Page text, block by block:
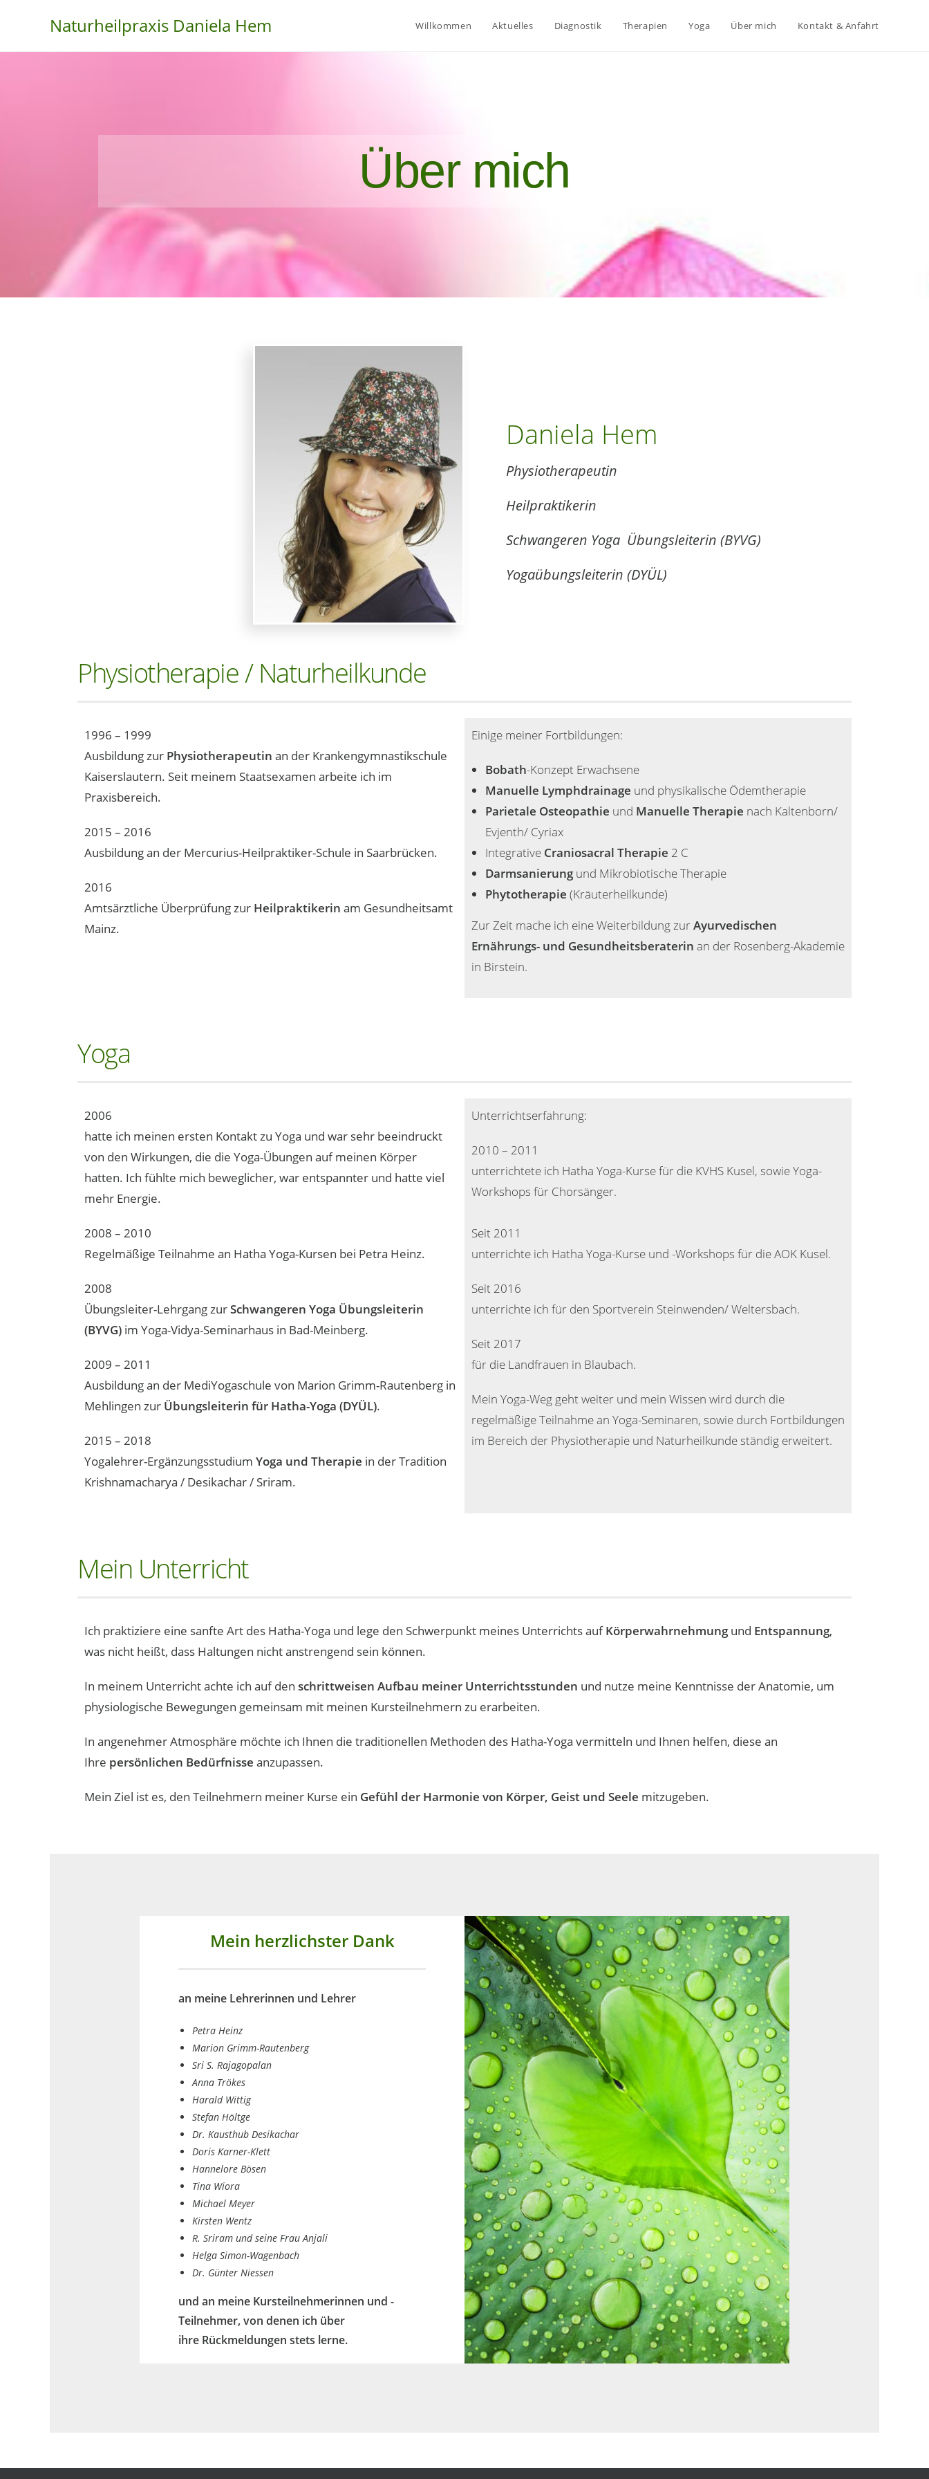
Naturheilpraxis Daniela Hem Willkommen Aktuelles Diagnostik Therapien Yoga Über mich Kontakt & Anfahrt
Über mich
Daniela Hem
Physiotherapeutin
Heilpraktikerin
Schwangeren Yoga Übungsleiterin (BYVG)
Yogaübungsleiterin (DYÜL)
Physiotherapie / Naturheilkunde
1996 – 1999
Ausbildung zur Physiotherapeutin an der Krankengymnastikschule
Kaiserslautern. Seit meinem Staatsexamen arbeite ich im
Praxisbereich.
2015 – 2016
Ausbildung an der Mercurius-Heilpraktiker-Schule in Saarbrücken.
2016
Amtsärztliche Überprüfung zur Heilpraktikerin am Gesundheitsamt
Mainz.
Einige meiner Fortbildungen:
Bobath-Konzept Erwachsene
Manuelle Lymphdrainage und physikalische Ödemtherapie
Parietale Osteopathie und Manuelle Therapie nach Kaltenborn/
Evjenth/ Cyriax
Integrative Craniosacral Therapie 2 C
Darmsanierungund Mikrobiotische Therapie
Phytotherapie (Kräuterheilkunde)
Zur Zeit mache ich eine Weiterbildung zurAyurvedischen
Ernährungs- und Gesundheitsberaterin an der Rosenberg-Akademie
in Birstein.
Yoga
2006
hatte ich meinen ersten Kontakt zu Yoga und war sehr beeindruckt
von den Wirkungen, die die Yoga-Übungen auf meinen Körper
hatten. Ich fühlte mich beweglicher, war entspannter und hatte viel
mehr Energie.
2008 – 2010
Regelmäßige Teilnahme an Hatha Yoga-Kursen bei Petra Heinz.
2008
Übungsleiter-Lehrgang zurSchwangeren Yoga Übungsleiterin
(BYVG) im Yoga-Vidya-Seminarhaus in Bad-Meinberg.
2009 – 2011
Ausbildung an der MediYogaschule von Marion Grimm-Rautenberg in
Mehlingen zur Übungsleiterin für Hatha-Yoga (DYÜL).
2015 – 2018
Yogalehrer-Ergänzungsstudium Yoga und Therapie in der Tradition
Krishnamacharya / Desikachar / Sriram.
Unterrichtserfahrung:
2010 – 2011
unterrichtete ich Hatha Yoga-Kurse für die KVHS Kusel, sowie Yoga-
Workshops für Chorsänger.
Seit 2011
unterrichte ich Hatha Yoga-Kurse und -Workshops für die AOK Kusel.
Seit 2016
unterrichte ich für den Sportverein Steinwenden/ Weltersbach.
Seit 2017
für die Landfrauen in Blaubach.
Mein Yoga-Weg geht weiter und mein Wissen wird durch die
regelmäßige Teilnahme an Yoga-Seminaren, sowie durch Fortbildungen
im Bereich der Physiotherapie und Naturheilkunde ständig erweitert.
Mein Unterricht
Ich praktiziere eine sanfte Art des Hatha-Yoga und lege den Schwerpunkt meines Unterrichts aufKörperwahrnehmungund Entspannung,
was nicht heißt, dass Haltungen nicht anstrengend sein können.
In meinem Unterricht achte ich auf den schrittweisen Aufbau meiner Unterrichtsstunden und nutze meine Kenntnisse der Anatomie, um
physiologische Bewegungen gemeinsam mit meinen Kursteilnehmern zu erarbeiten.
In angenehmer Atmosphäre möchte ich Ihnen die traditionellen Methoden des Hatha-Yoga vermitteln und Ihnen helfen, diese an
Ihre persönlichen Bedürfnisse anzupassen.
Mein Ziel ist es, den Teilnehmern meiner Kurse ein Gefühl der Harmonie von Körper, Geist und Seele mitzugeben.
Mein herzlichster Dank
an meine Lehrerinnen und Lehrer
Petra Heinz
Marion Grimm-Rautenberg
Sri S. Rajagopalan
Anna Trökes
Harald Wittig
Stefan Höltge
Dr. Kausthub Desikachar
Doris Karner-Klett
Hannelore Bösen
Tina Wiora
Michael Meyer
Kirsten Wentz
R. Sriram und seine Frau Anjali
Helga Simon-Wagenbach
Dr. Günter Niessen
undan meine Kursteilnehmerinnen und -
Teilnehmer,von denen ich über
ihre Rückmeldungen stets lerne.